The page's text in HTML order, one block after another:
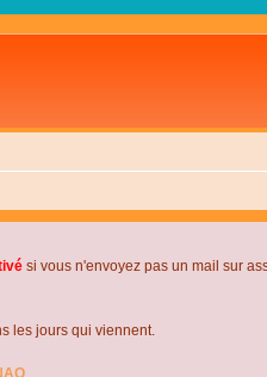
si vous n'envoyez pas un mail sur
les jours qui viennent.